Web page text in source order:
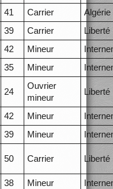
41 Carrier
Algérie
39 Carrier
Liberté
42 Mineur
35 Mineur
24
Ouvrier
mineur
Liberté
42 Mineur
39 Mineur
50 Carrier Liberté
38 Mineur